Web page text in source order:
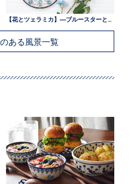
ある風景一覧